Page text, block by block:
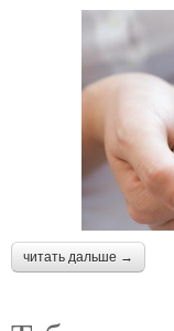
читать дальше →